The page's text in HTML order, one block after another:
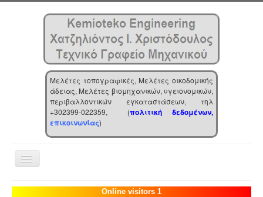
Μελέτες τοπογραφικές, Μελέτες οικοδομικής
άδειας, Μελέτες βιομηχανικών, υγειονομικών,
περιβαλλοντικών εγκαταστάσεων, τηλ
+302399-022359, (πολιτική δεδομένων,
επικοινωνίας)
Toggle
Navigation
Αρχική
Online visitors 1